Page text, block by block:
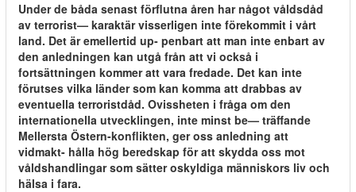
Under de båda senast förflutna åren har något våldsdåd
av terrorist— karaktär visserligen inte förekommit i vårt
land. Det är emellertid up- penbart att man inte enbart av
den anledningen kan utgå från att vi också i
fortsättningen kommer att vara fredade. Det kan inte
förutses vilka länder som kan komma att drabbas av
eventuella terroristdåd. Ovissheten i fråga om den
internationella utvecklingen, inte minst be— träffande
Mellersta Östern-konflikten, ger oss anledning att
vidmakt- hålla hög beredskap för att skydda oss mot
våldshandlingar som sätter oskyldiga människors liv och
hälsa i fara.